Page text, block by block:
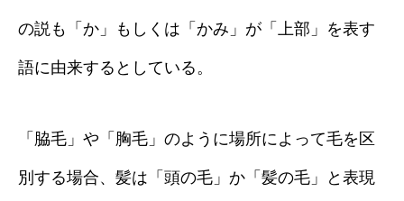
の説も「か」もしくは「かみ」が「上部」を表す
語に由来するとしている。
「脇毛」や「胸毛」のように場所によって毛を区
別する場合、髪は「頭の毛」か「髪の毛」と表現